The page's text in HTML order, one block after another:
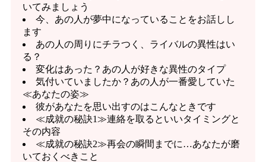
いてみましょう
今、あの人が夢中になっていることをお話しし
ます
あの人の周りにチラつく、ライバルの異性はい
る？
変化はあった？あの人が好きな異性のタイプ
気付いていましたか？あの人が一番愛していた
≪あなたの姿≫
彼があなたを思い出すのはこんなときです
≪成就の秘訣1≫連絡を取るといいタイミングと
その内容
≪成就の秘訣2≫再会の瞬間までに…あなたが磨
いておくべきこと